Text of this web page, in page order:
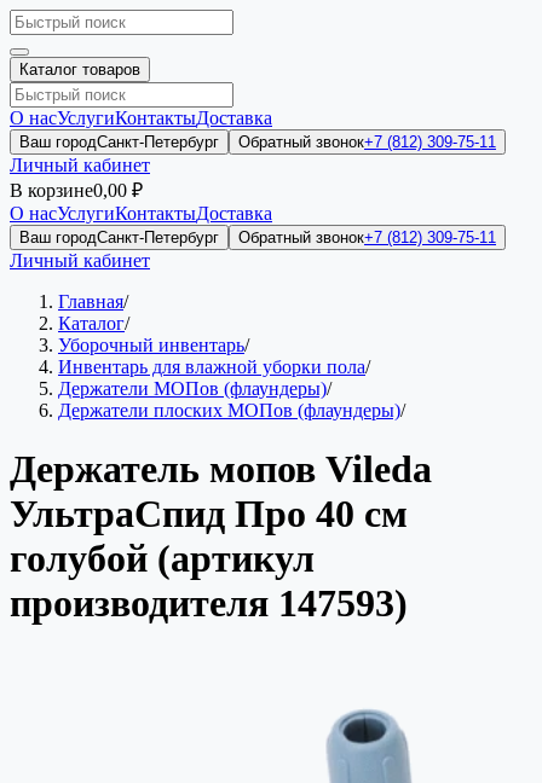
Каталог товаров
О насУслугиКонтактыДоставка
Ваш городСанкт-Петербург Обратный звонок+7 (812) 309-75-11
Личный кабинет
В корзине0,00 ₽
О насУслугиКонтактыДоставка
Ваш городСанкт-Петербург Обратный звонок+7 (812) 309-75-11
Личный кабинет
Главная/
Каталог/
Уборочный инвентарь/
Инвентарь для влажной уборки пола/
Держатели МОПов (флаундеры)/
Держатели плоских МОПов (флаундеры)/
Держатель мопов Vileda
УльтраСпид Про 40 см
голубой (артикул
производителя 147593)